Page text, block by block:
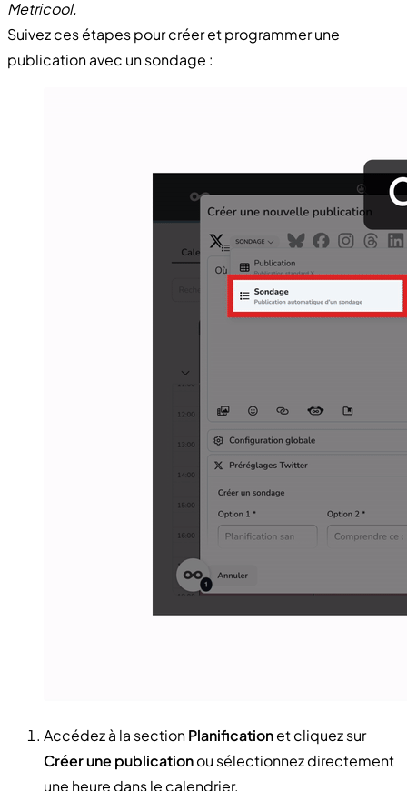
Metricool.
Suivez ces étapes pour créer et programmer une
publication avec un sondage :
Accédez à la sectionPlanificationet cliquez sur
Créer une publicationou sélectionnez directement
une heure dans le calendrier.